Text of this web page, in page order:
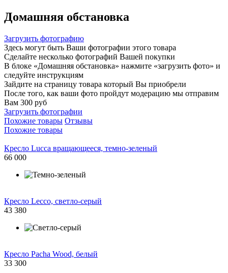
Домашняя обстановка
Загрузить фотографию
Здесь могут быть Ваши фотографии этого товара
Сделайте несколько фотографий Вашей покупки
В блоке «Домашняя обстановка» нажмите «загрузить фото» и
следуйте инструкциям
Зайдите на страницу товара который Вы приобрели
После того, как ваши фото пройдут модерацию мы отправим
Вам 300 руб
Загрузить фотографии
Похожие товары Отзывы
Похожие товары
Кресло Lucca вращающееся, темно-зеленый
66 000
Кресло Lecco, светло-серый
43 380
Кресло Pacha Wood, белый
33 300